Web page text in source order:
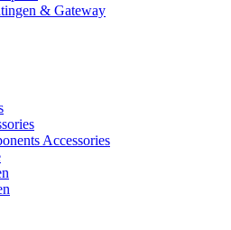
& Gateway
Accessories